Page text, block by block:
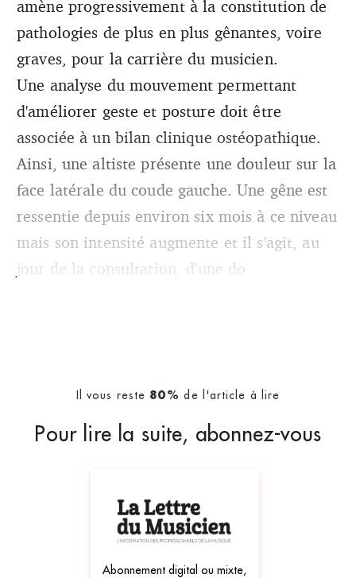
amène progressivement à la constitution de
pathologies de plus en plus gênantes, voire
graves, pour la carrière du musicien.
Une analyse du mouvement permettant
d'améliorer geste et posture doit être
associée à un bilan clinique ostéopathique.
Ainsi, une altiste présente une douleur sur la
face latérale du coude gauche. Une gêne est
ressentie depuis environ six mois à ce niveau
mais son intensité augmente et il s'agit, au
jour de la consultation, d'une do
Il vous reste 80% de l'article à lire
Pour lire la suite, abonnez-vous
Abonnement digital ou mixte,